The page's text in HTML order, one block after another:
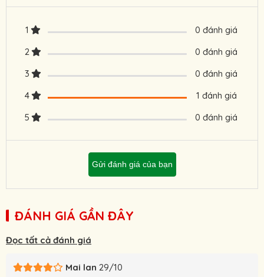
1
0 đánh giá
2
0 đánh giá
3
0 đánh giá
4
1 đánh giá
5
0 đánh giá
Gửi đánh giá của bạn
ĐÁNH GIÁ GẦN ĐÂY
Đọc tất cả đánh giá
Mai lan 29/10